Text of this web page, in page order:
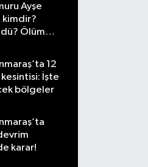
Ayşe
kimdir?
Ölüm
12
İşte
bölgeler
karar!